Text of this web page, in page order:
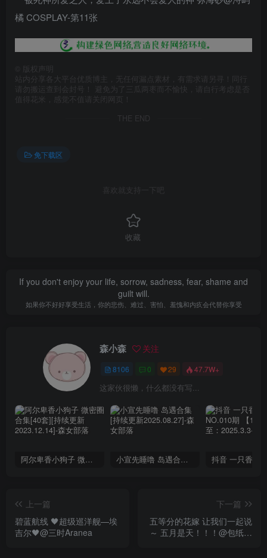
版权声明
站内分享各大平台优质博主，无任何漏点素材，有需求请另寻！同行
请勿搬运查到会封号！ 避免为了三瓜两枣而不愉快，请自行考虑是否
值得花米，感觉不值请关闭网页！
THE END
免下载区
喜欢就支持一下吧
收藏
If you don't enjoy your life, sorrow, sadness, fear, shame and
guilt will.
如果你不好好享受生活，你的悲伤、难过、害怕、羞愧和内疚会代替你享受
森小森 关注
8106 0 29 47.7W+
这家伙很懒，什么都没有写...
阿尔卑香小狗子 微密圈合集[40套][持续更新2023.12.14] 小宣先睡噜 岛遇合集[持续更新2025.08.27]
上一篇
碧蓝航线 🖤超级巡洋舰—埃
吉尔🖤@三时Aranea
下一篇
五等分的花嫁 让我们一起说
～ 五月是天！！！@包纸爱